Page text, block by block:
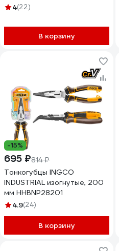
4(22)
В корзину
-15%
695 ₽814 ₽
Тонкогубцы INGCO
INDUSTRIAL изогнутые, 200
мм HHBNP28201
4.9(24)
В корзину